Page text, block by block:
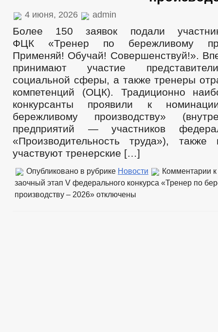
4 июня, 2026 admin
Более 150 заявок подали
ФЦК «Тренер по бережливому
Применяй! Обучай! Совершенствуй!».
принимают участие
социальной сферы, а также тренеры
компетенций (ОЦК). Традиционно
конкурсанты проявили к
бережливому производству»
предприятий — участников
«Производительность труда»), также
участвуют тренерские […]
Опубликовано в рубрике Новости Комментарии
заочный этап V федерального конкурса «Тренер по
производству – 2026» отключены